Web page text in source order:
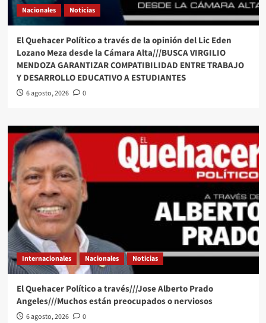
Nacionales Noticias
El Quehacer Político a través de la opinión del Lic Eden
Lozano Meza desde la Cámara Alta///BUSCA VIRGILIO
MENDOZA GARANTIZAR COMPATIBILIDAD ENTRE TRABAJO
Y DESARROLLO EDUCATIVO A ESTUDIANTES
6 agosto, 2026 0
Internacionales Nacionales Noticias
El Quehacer Político a través///Jose Alberto Prado
Angeles///Muchos están preocupados o nerviosos
6 agosto, 2026 0